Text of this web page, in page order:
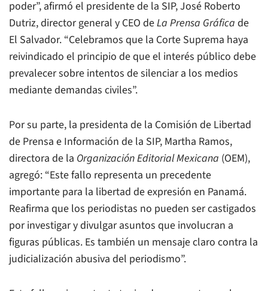
poder”, afirmó el presidente de la SIP, José Roberto
Dutriz, director general y CEO deLa Prensa Gráfica de
El Salvador. “Celebramos que la Corte Suprema haya
reivindicado el principio de que el interés público debe
prevalecer sobre intentos de silenciar a los medios
mediante demandas civiles”.
Por su parte, la presidenta de la Comisión de Libertad
de Prensa e Información de la SIP, Martha Ramos,
directora de la Organización Editorial Mexicana (OEM),
agregó: “Este fallo representa un precedente
importante para la libertad de expresión en Panamá.
Reafirma que los periodistas no pueden ser castigados
por investigar y divulgar asuntos que involucran a
figuras públicas. Es también un mensaje claro contra la
judicialización abusiva del periodismo”.